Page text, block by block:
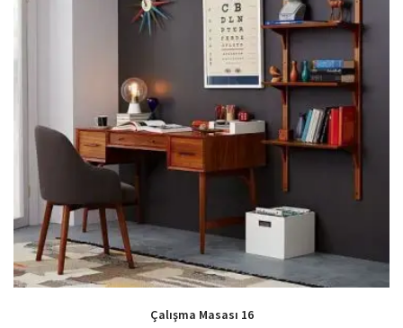
Çalışma Masası 16